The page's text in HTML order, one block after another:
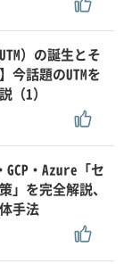
）の誕生とそ
今話題のUTMを
（1）
GCP・Azure「セ
」を完全解説、
手法